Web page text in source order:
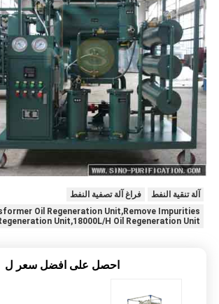
آلة تنقية النفط
فراغ آلة تصفية النفط
Oil Regeneration Unit,Remove Impurities
Unit,18000L/H Oil Regeneration Unit
احصل على افضل سعر ل